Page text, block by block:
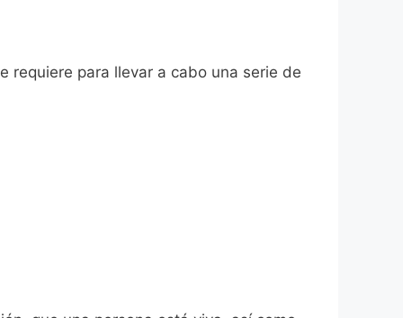
requiere para llevar a cabo una serie de